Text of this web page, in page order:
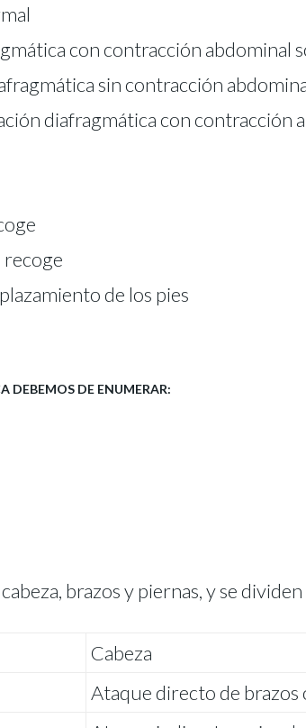
con contracción abdominal
sin contracción
diafragmática con contracción
recoge
de los pies
DEBEMOS DE ENUMERAR:
brazos y piernas, y se
Cabeza
Ataque directo de brazos